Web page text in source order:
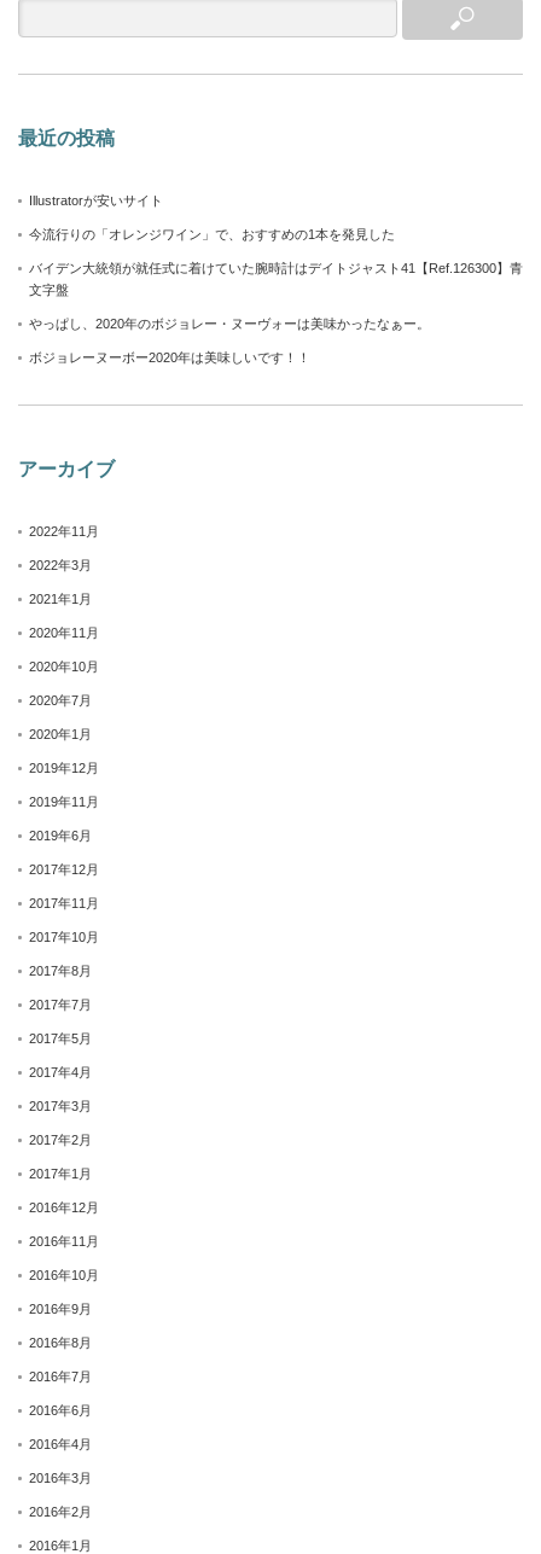
最近の投稿
Illustratorが安いサイト
今流行りの「オレンジワイン」で、おすすめの1本を発見した
バイデン大統領が就任式に着けていた腕時計はデイトジャスト41【Ref.126300】青
文字盤
やっぱし、2020年のボジョレー・ヌーヴォーは美味かったなぁー。
ボジョレーヌーボー2020年は美味しいです！！
アーカイブ
2022年11月
2022年3月
2021年1月
2020年11月
2020年10月
2020年7月
2020年1月
2019年12月
2019年11月
2019年6月
2017年12月
2017年11月
2017年10月
2017年8月
2017年7月
2017年5月
2017年4月
2017年3月
2017年2月
2017年1月
2016年12月
2016年11月
2016年10月
2016年9月
2016年8月
2016年7月
2016年6月
2016年4月
2016年3月
2016年2月
2016年1月